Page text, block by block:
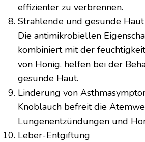
effizienter zu verbrennen.
Strahlende und gesunde Haut
Die antimikrobiellen
kombiniert mit der
von Honig, helfen bei der
gesunde Haut.
Linderung von
Knoblauch befreit die
Lungenentzündungen und
Leber-Entgiftung